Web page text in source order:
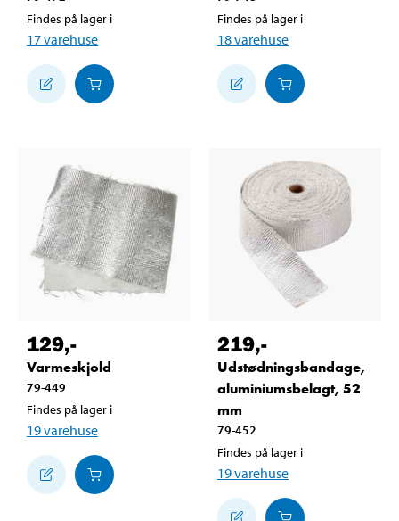
Findes på lager i
17varehuse
Findes på lager i
18varehuse
129,-
Varmeskjold
79-449
Findes på lager i
19varehuse
219,-
Udstødningsbandage,
aluminiumsbelagt, 52
mm
79-452
Findes på lager i
19varehuse